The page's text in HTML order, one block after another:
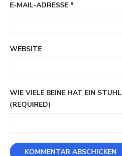
E-MAIL-ADRESSE *
WEBSITE
WIE VIELE BEINE HAT EIN
(REQUIRED)